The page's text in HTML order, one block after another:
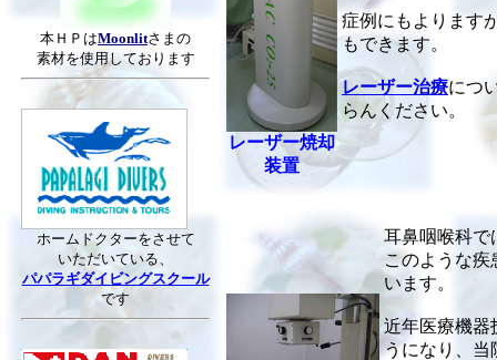
本ＨＰはMoonlitさまの
素材を使用しております
ホームドクターをさせて
いただいている、
パパラギダイビングスクール
です
レーザー焼却
装置
症例にもよります
もできます。
レーザー治療につ
らんください。
耳鼻咽喉科で
このような
います。
近年医療機器
うになり、当